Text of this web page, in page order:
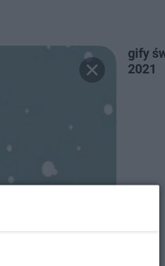
gify
2021